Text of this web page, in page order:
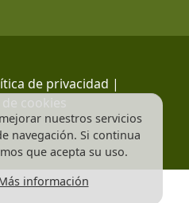
de privacidad |
cookies
nuestros servicios
navegación. Si continua
que acepta su uso.
información